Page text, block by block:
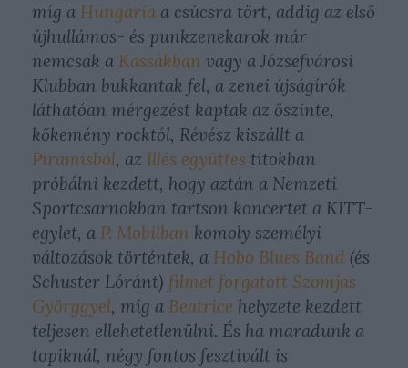
míg a Hungaria a csúcsra tört, addig az első
újhullámos- és punkzenekarok már
nemcsak a Kassákban vagy a Józsefvárosi
Klubban bukkantak fel, a zenei újságírók
láthatóan mérgezést kaptak az őszinte,
kőkemény rocktól, Révész kiszállt a
Piramisból, az Illés együttes titokban
próbálni kezdett, hogy aztán a Nemzeti
Sportcsarnokban tartson koncertet a KITT-
egylet, a P. Mobilban komoly személyi
változások történtek, a Hobo Blues Band (és
Schuster Lóránt) filmet forgatott Szomjas
Györggyel, míg a Beatrice helyzete kezdett
teljesen ellehetetlenülni. És ha maradunk a
topiknál, négy fontos fesztivált is